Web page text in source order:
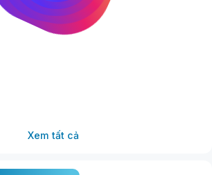
Xem tất cả